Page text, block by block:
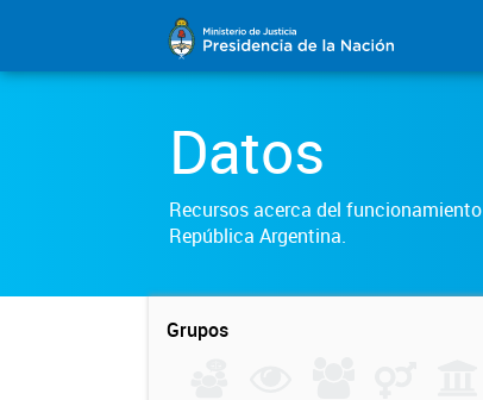
Datos
Recursos acerca del
República Argentina.
Grupos